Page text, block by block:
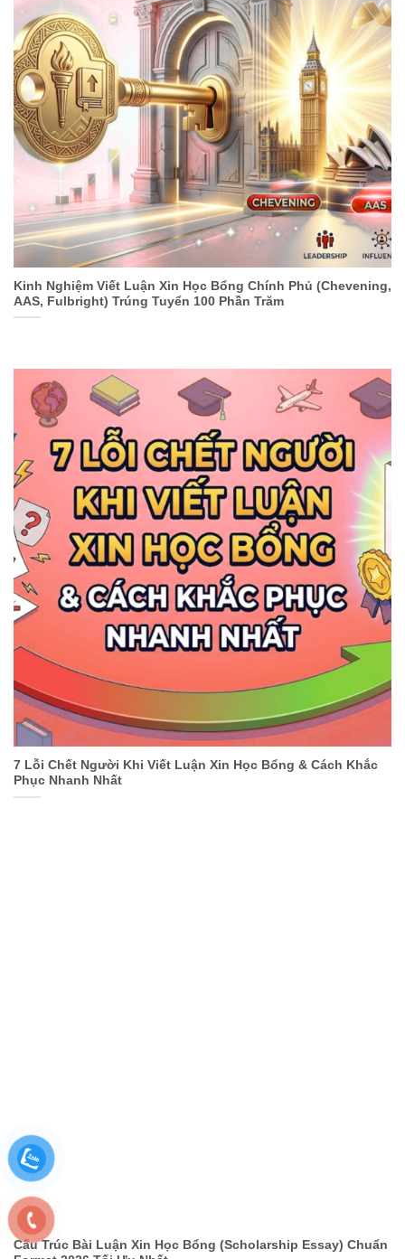
Kinh Nghiệm Viết Luận Xin Học Bổng Chính Phủ (Chevening,
AAS, Fulbright) Trúng Tuyển 100 Phần Trăm
7 Lỗi Chết Người Khi Viết Luận Xin Học Bổng & Cách Khắc
Phục Nhanh Nhất
Cấu Trúc Bài Luận Xin Học Bổng (Scholarship Essay) Chuẩn